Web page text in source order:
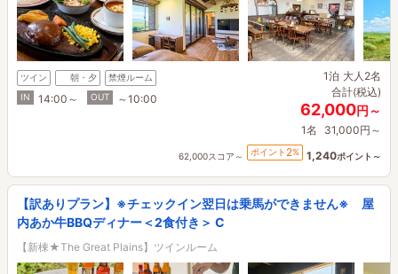
ツイン 朝・夕
禁煙ルーム
IN
14:00～ OUT ～10:00
1泊 大人2名
合計(税込)
62,000円～
1名 31,000円～
62,000スコア～ ポイント 2% 1,240ポイント～
【訳ありプラン】※チェックイン翌日は乗馬ができません※ 屋
内あか牛BBQディナー＜2食付き＞ C
【新棟★The Great Plains】ツインルーム